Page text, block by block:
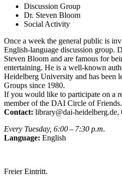
Discussion Group
Dr. Steven Bloom
Social Activity
Once a week the general public is
English-language discussion group.
Steven Bloom and are famous for
entertaining. He is a well-known
Heidelberg University and has been
Groups since 1980.
If you would like to participate on a
member of the DAI Circle of Friends.
Contact: library@dai-heidelberg.de,
Every Tuesday, 6:00 – 7:30 p.m.
Language: English
Freier Eintritt.